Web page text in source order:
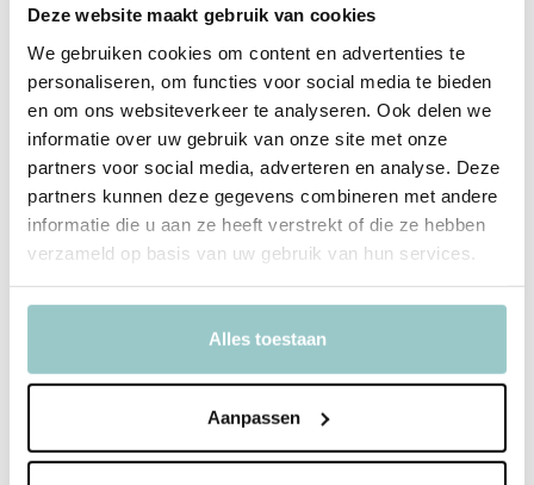
Deze website maakt gebruik van cookies
We gebruiken cookies om content en advertenties te
personaliseren, om functies voor social media te bieden
en om ons websiteverkeer te analyseren. Ook delen we
informatie over uw gebruik van onze site met onze
partners voor social media, adverteren en analyse. Deze
partners kunnen deze gegevens combineren met andere
informatie die u aan ze heeft verstrekt of die ze hebben
verzameld op basis van uw gebruik van hun services.
Alles toestaan
Aanpassen
Bosdierenprint die kinderen aanspreekt
Productspecificaties
SKU BPFFSA62
EAN 8719715002293
Merk A Little Lovely Company
Collectie Forest Friends
Bekijk ook deze must-haves